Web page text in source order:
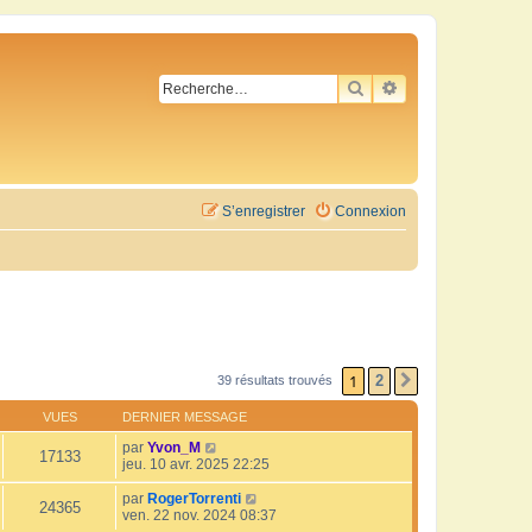
RECHERCHER
RECHERCHE
Connexion
S’enregistrer
39 résultats trouvés 1 2
VUES DERNIER MESSAGE
17133 par Yvon_M
jeu. 10 avr. 2025 22:25
24365 par RogerTorrenti
ven. 22 nov. 2024 08:37